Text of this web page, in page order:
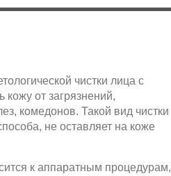
чистки лица с
кожу от загрязнений,
комедонов. Такой вид чистки
не оставляет на коже
к аппаратным процедурам,